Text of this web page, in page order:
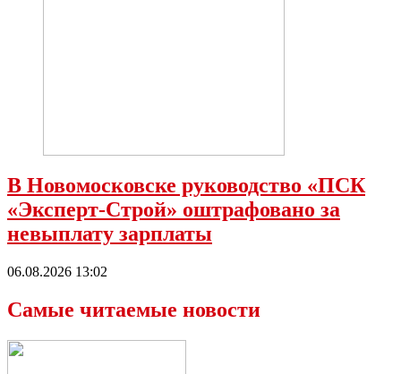
В Новомосковске руководство «ПСК
«Эксперт-Строй» оштрафовано за
невыплату зарплаты
06.08.2026 13:02
Самые читаемые новости